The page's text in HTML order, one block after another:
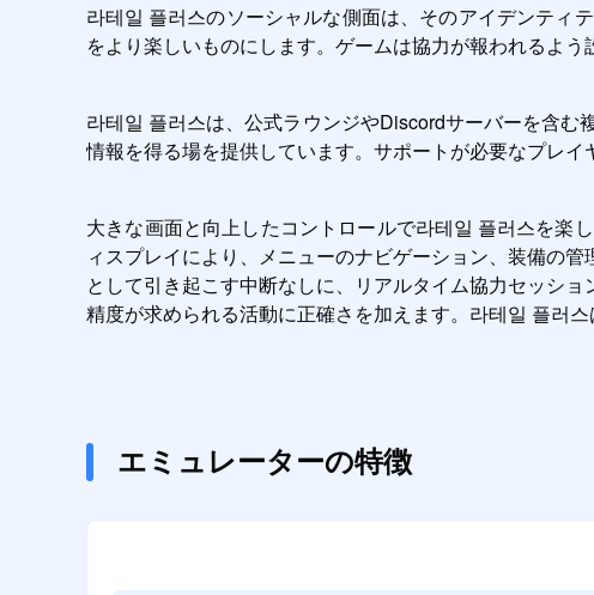
라테일 플러스のソーシャルな側面は、そのアイデンティ
をより楽しいものにします。ゲームは協力が報われるよ
라테일 플러스は、公式ラウンジやDiscordサーバーを含
情報を得る場を提供しています。サポートが必要なプレ
大きな画面と向上したコントロールで라테일 플러스を楽
ィスプレイにより、メニューのナビゲーション、装備の
として引き起こす中断なしに、リアルタイム協力セッシ
精度が求められる活動に正確さを加えます。라테일 플러
エミュレーターの特徴